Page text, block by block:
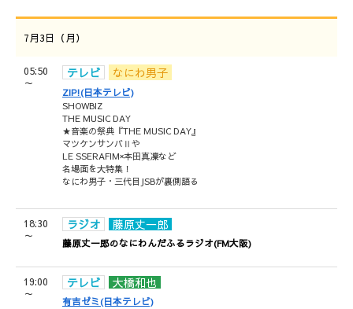
7月3日（月）
05:50
～
テレビ なにわ男子
ZIP!(日本テレビ)
SHOWBIZ
THE MUSIC DAY
★音楽の祭典『THE MUSIC DAY』
マツケンサンバⅡや
LE SSERAFIM×本田真凜など
名場面を大特集！
なにわ男子・三代目JSBが裏側語る
18:30
～
ラジオ 藤原丈一郎
藤原丈一郎のなにわんだふるラジオ(FM大阪)
19:00
～
テレビ 大橋和也
有吉ゼミ(日本テレビ)